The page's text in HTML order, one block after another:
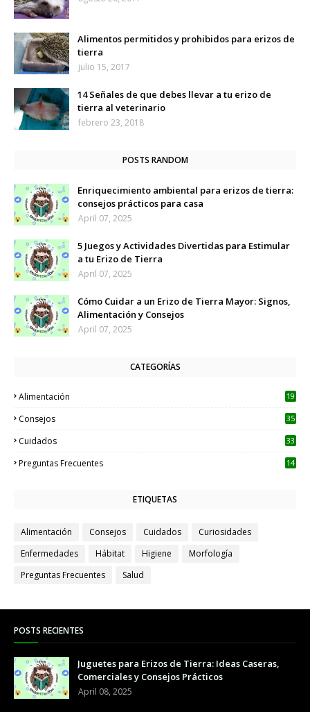
Alimentos permitidos y prohibidos para erizos de
tierra
julio 15, 2017
14 Señales de que debes llevar a tu erizo de
tierra al veterinario
febrero 23, 2018
POSTS RANDOM
Enriquecimiento ambiental para erizos de tierra:
consejos prácticos para casa
April 07, 2025
5 Juegos y Actividades Divertidas para Estimular
a tu Erizo de Tierra
April 07, 2025
Cómo Cuidar a un Erizo de Tierra Mayor: Signos,
Alimentación y Consejos
April 07, 2025
CATEGORÍAS
Alimentación 19
Consejos 35
Cuidados 33
Preguntas Frecuentes 14
ETIQUETAS
Alimentación Consejos Cuidados
Curiosidades
Enfermedades
Hábitat Higiene
Morfología
Preguntas Frecuentes
Salud
POSTS RECIENTES
Juguetes para Erizos de Tierra: Ideas Caseras,
Comerciales y Consejos Prácticos
April 08, 2025